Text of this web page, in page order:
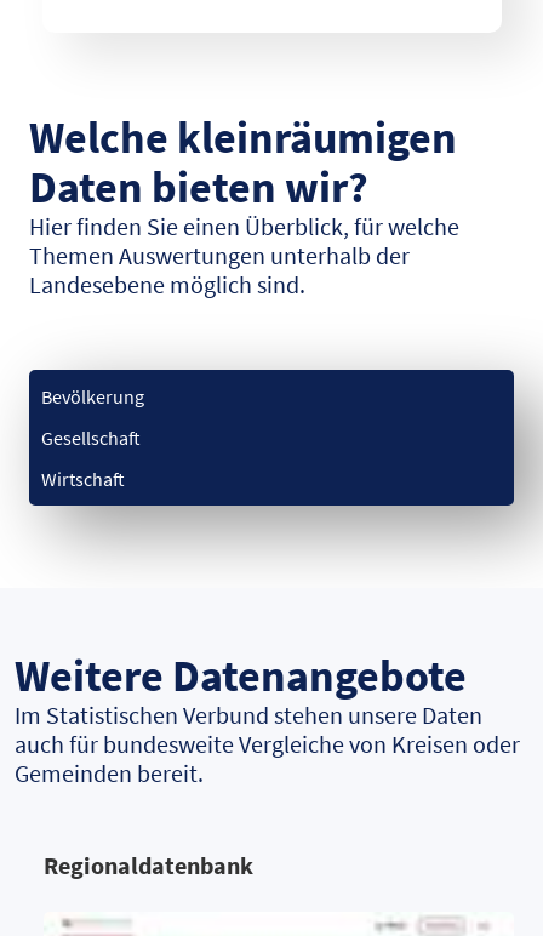
Welche kleinräumigen
Daten bieten wir?
Hier finden Sie einen Überblick, für welche
Themen Auswertungen unterhalb der
Landesebene möglich sind.
Bevölkerung
Gesellschaft
Wirtschaft
Weitere Datenangebote
Im Statistischen Verbund stehen unsere Daten
auch für bundesweite Vergleiche von Kreisen oder
Gemeinden bereit.
Regionaldatenbank